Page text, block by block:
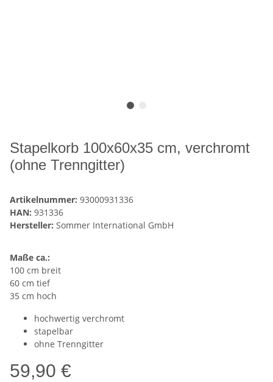
Stapelkorb 100x60x35 cm, verchromt
(ohne Trenngitter)
Artikelnummer: 93000931336
HAN: 931336
Hersteller: Sommer International GmbH
Maße ca.:
100 cm breit
60 cm tief
35 cm hoch
hochwertig verchromt
stapelbar
ohne Trenngitter
59,90 €